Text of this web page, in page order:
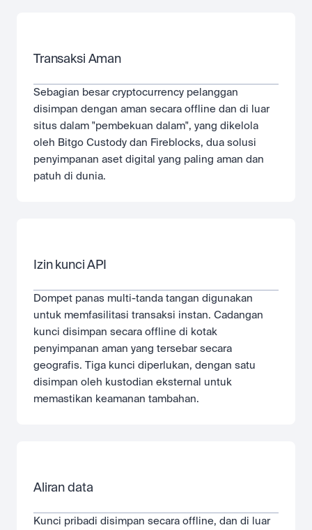
Transaksi Aman
Sebagian besar cryptocurrency pelanggan
disimpan dengan aman secara offline dan di luar
situs dalam "pembekuan dalam", yang dikelola
oleh Bitgo Custody dan Fireblocks, dua solusi
penyimpanan aset digital yang paling aman dan
patuh di dunia.
Izin kunci API
Dompet panas multi-tanda tangan digunakan
untuk memfasilitasi transaksi instan. Cadangan
kunci disimpan secara offline di kotak
penyimpanan aman yang tersebar secara
geografis. Tiga kunci diperlukan, dengan satu
disimpan oleh kustodian eksternal untuk
memastikan keamanan tambahan.
Aliran data
Kunci pribadi disimpan secara offline, dan di luar